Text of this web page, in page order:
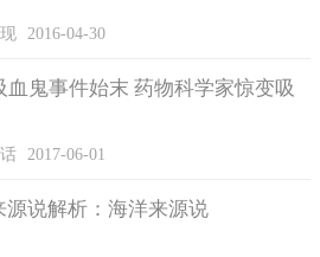
2016-04-30
血鬼事件始末 药物科学家惊变吸
2017-06-01
源说解析：海洋来源说